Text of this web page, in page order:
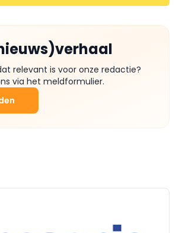
relevant is voor onze redactie?
via het meldformulier.